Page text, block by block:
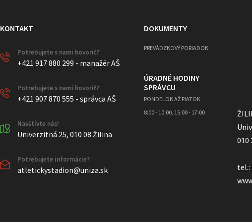
KONTAKT
Potrebujete s nami hovoriť?
+421 917 880 299 - manažér AŠ
Potrebujete s nami hovoriť?
+421 907 870 555 - správca AŠ
Navštívte nás!
Univerzitná 25, 010 08 Žilina
Potrebujete informácie?
atletickystadion@uniza.sk
DOKUMENTY
PREVÁDZKOVÝ PORIADOK
ÚRADNÉ HODINY
SPRÁVCU
PONDELOK AŽ PIATOK
8:00 - 10:00, 15:00 - 17:00
010
tel.: